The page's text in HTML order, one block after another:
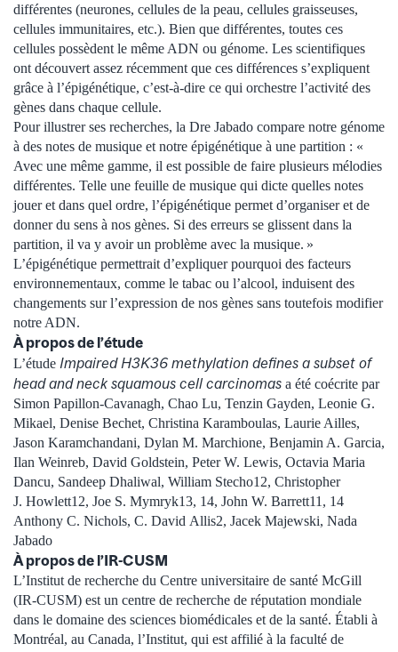
différentes (neurones, cellules de la peau, cellules graisseuses,
cellules immunitaires, etc.). Bien que différentes, toutes ces
cellules possèdent le même ADN ou génome. Les scientifiques
ont découvert assez récemment que ces différences s’expliquent
grâce à l’épigénétique, c’est-à-dire ce qui orchestre l’activité des
gènes dans chaque cellule.
Pour illustrer ses recherches, la Dre Jabado compare notre génome
à des notes de musique et notre épigénétique à une partition : «
Avec une même gamme, il est possible de faire plusieurs mélodies
différentes. Telle une feuille de musique qui dicte quelles notes
jouer et dans quel ordre, l’épigénétique permet d’organiser et de
donner du sens à nos gènes. Si des erreurs se glissent dans la
partition, il va y avoir un problème avec la musique. »
L’épigénétique permettrait d’expliquer pourquoi des facteurs
environnementaux, comme le tabac ou l’alcool, induisent des
changements sur l’expression de nos gènes sans toutefois modifier
notre ADN.
À propos de l’étude
L’étude Impaired H3K36 methylation defines a subset of
head and neck squamous cell carcinomas a été coécrite par
Simon Papillon-Cavanagh, Chao Lu, Tenzin Gayden, Leonie G.
Mikael, Denise Bechet, Christina Karamboulas, Laurie Ailles,
Jason Karamchandani, Dylan M. Marchione, Benjamin A. Garcia,
Ilan Weinreb, David Goldstein, Peter W. Lewis, Octavia Maria
Dancu, Sandeep Dhaliwal, William Stecho12, Christopher
J. Howlett12, Joe S. Mymryk13, 14, John W. Barrett11, 14
Anthony C. Nichols, C. David Allis2, Jacek Majewski, Nada
Jabado
À propos de l’IR-CUSM
L’Institut de recherche du Centre universitaire de santé McGill
(IR-CUSM) est un centre de recherche de réputation mondiale
dans le domaine des sciences biomédicales et de la santé. Établi à
Montréal, au Canada, l’Institut, qui est affilié à la faculté de